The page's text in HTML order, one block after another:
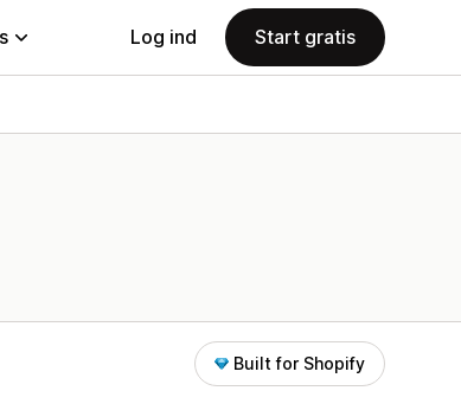
Log ind Start gratis
Built for Shopify